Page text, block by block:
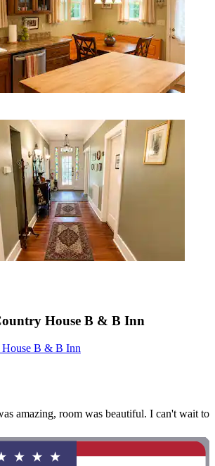
House B & B Inn
B & B Inn
room was beautiful. I can't wait to